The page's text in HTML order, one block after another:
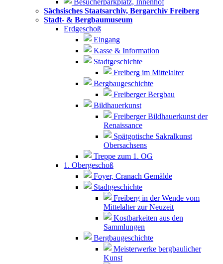
Besucherparkplatz, Innenhof
Sächsisches Staatsarchiv, Bergarchiv Freiberg
Stadt- & Bergbaumuseum
Erdgeschoß
Eingang
Kasse & Information
Stadtgeschichte
Freiberg im Mittelalter
Bergbaugeschichte
Freiberger Bergbau
Bildhauerkunst
Freiberger Bildhauerkunst der
Renaissance
Spätgotische Sakralkunst
Obersachsens
Treppe zum 1. OG
1. Obergeschoß
Foyer, Cranach Gemälde
Stadtgeschichte
Freiberg in der Wende vom
Mittelalter zur Neuzeit
Kostbarkeiten aus den
Sammlungen
Bergbaugeschichte
Meisterwerke bergbaulicher
Kunst